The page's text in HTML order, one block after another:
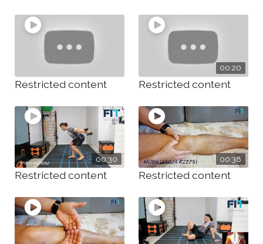
Restricted content
00:20
Restricted content
00:30
Restricted content
00:38
Restricted content